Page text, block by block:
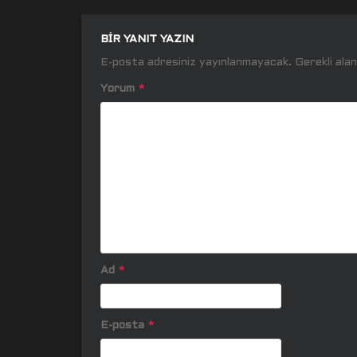
BIR YANIT YAZIN
E-posta adresiniz yayınlanmayacak. Gerekli
Yorum *
Ad *
E-posta *